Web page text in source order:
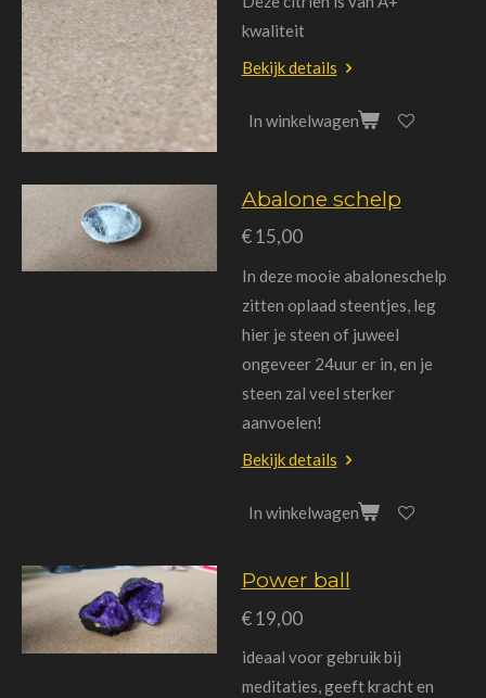
kwaliteit
Bekijk details
In winkelwagen
Abalone schelp
€ 15,00
In deze mooie abaloneschelp
zitten oplaad steentjes, leg
hier je steen of juweel
ongeveer 24uur er in, en je
steen zal veel sterker
aanvoelen!
Bekijk details
In winkelwagen
Power ball
€ 19,00
ideaal voor gebruik bij
meditaties, geeft kracht en